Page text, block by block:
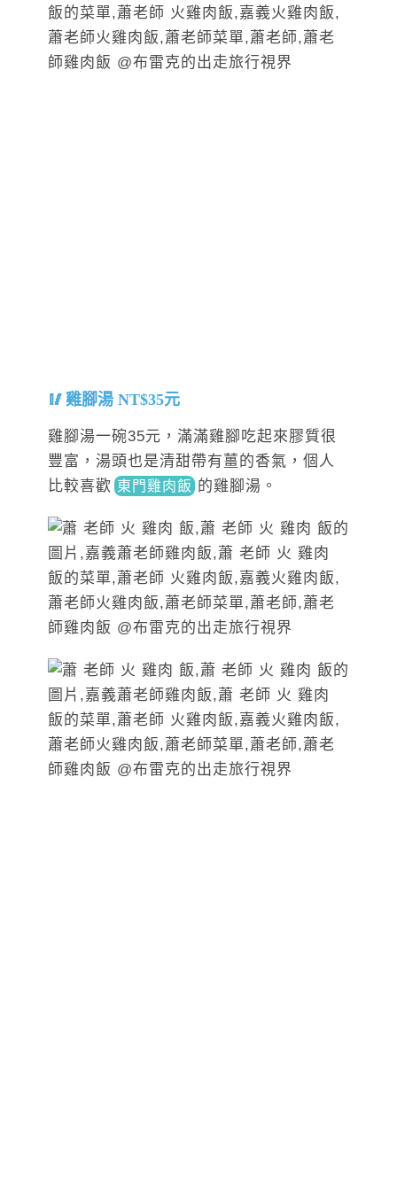
雞腳湯 NT$35元
雞腳湯一碗35元，滿滿雞腳吃起來膠質很
豐富，湯頭也是清甜帶有薑的香氣，個人
比較喜歡 東門雞肉飯 的雞腳湯。